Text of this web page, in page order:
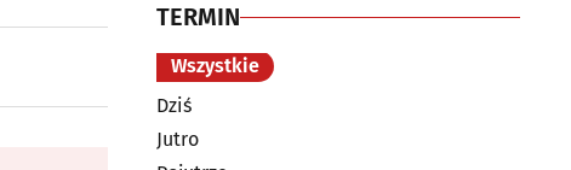
TERMIN
Wszystkie
Dziś
Jutro